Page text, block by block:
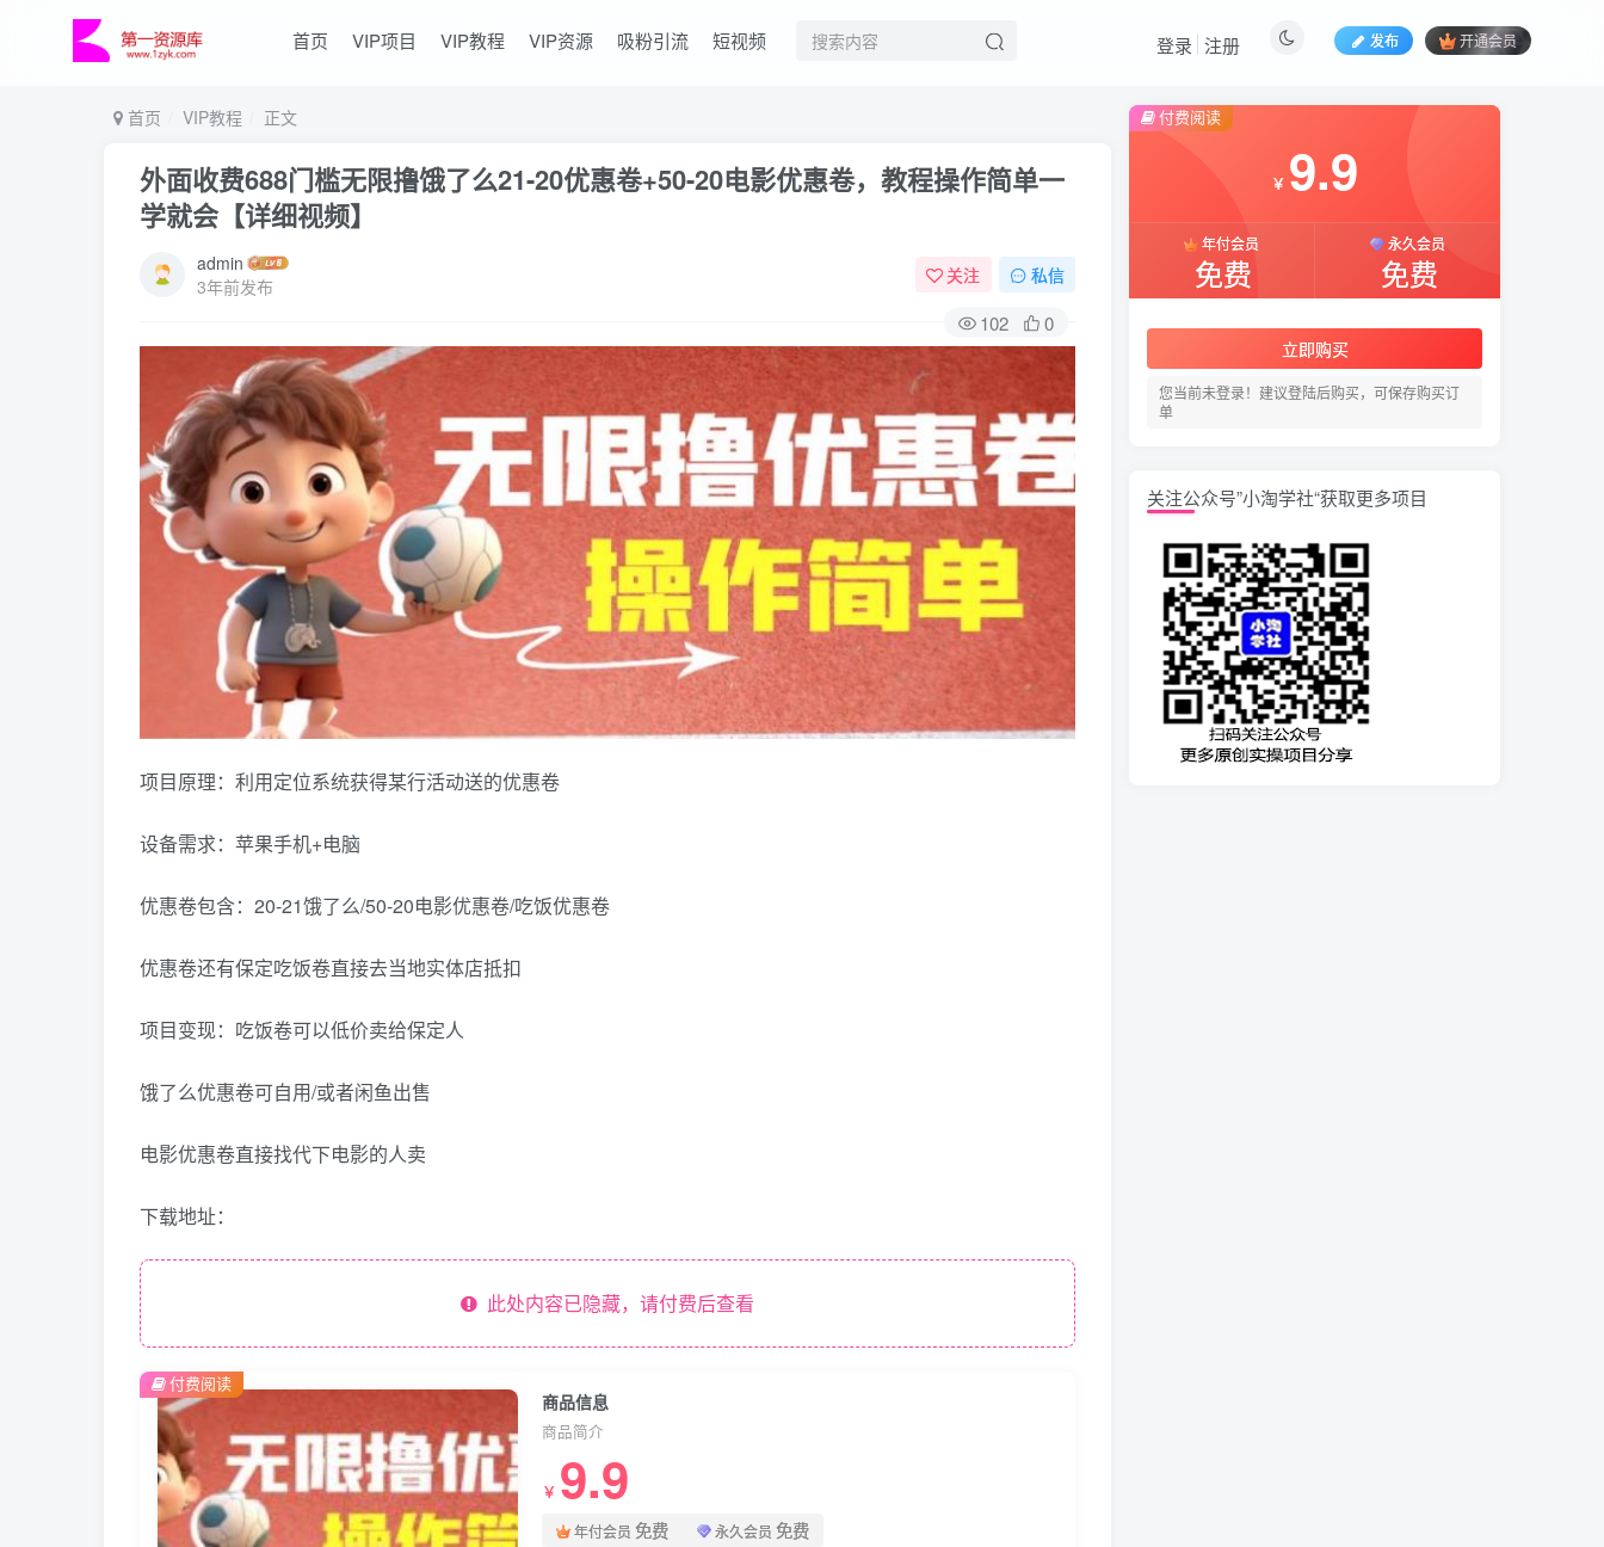
首页 VIP项目 VIP教程 VIP资源 吸粉引流 短视频 发布 开通会员
登录 注册
首页 VIP教程 正文
外面收费688门槛无限撸饿了么21-20优惠卷+50-20电影优惠卷，教程操作简单一
学就会【详细视频】
admin
3年前发布
关注 私信
102 0
项目原理：利用定位系统获得某行活动送的优惠卷
设备需求：苹果手机+电脑
优惠卷包含：20-21饿了么/50-20电影优惠卷/吃饭优惠卷
优惠卷还有保定吃饭卷直接去当地实体店抵扣
项目变现：吃饭卷可以低价卖给保定人
饿了么优惠卷可自用/或者闲鱼出售
电影优惠卷直接找代下电影的人卖
下载地址：
此处内容已隐藏，请付费后查看
商品信息
商品简介
￥ 9.9
年付会员 免费 永久会员 免费
付费阅读
付费阅读
￥ 9.9
年付会员
免费
永久会员
免费
立即购买
您当前未登录！建议登陆后购买，可保存购买订
单
关注公众号”小淘学社“获取更多项目